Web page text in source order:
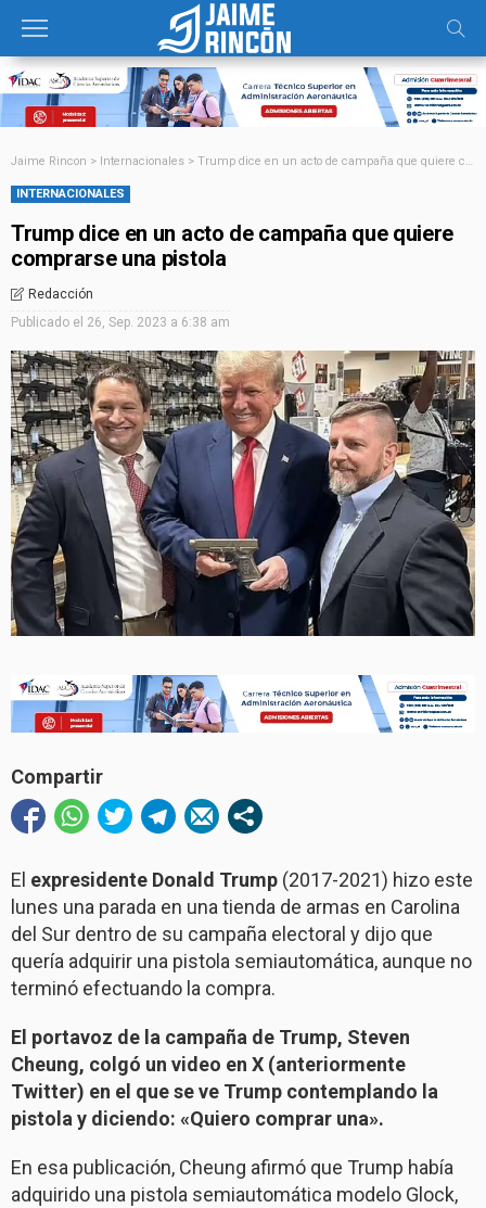
Jaime Rincon > Internacionales > Trump dice en un acto de campaña que quiere comprarse una pistola
INTERNACIONALES
Trump dice en un acto de campaña que quiere
comprarse una pistola
Redacción
Publicado el 26, Sep. 2023 a 6:38 am
Compartir
El expresidente Donald Trump (2017-2021) hizo este
lunes una parada en una tienda de armas en Carolina
del Sur dentro de su campaña electoral y dijo que
quería adquirir una pistola semiautomática, aunque no
terminó efectuando la compra.
El portavoz de la campaña de Trump, Steven
Cheung, colgó un video en X (anteriormente
Twitter) en el que se ve Trump contemplando la
pistola y diciendo: «Quiero comprar una».
En esa publicación, Cheung afirmó que Trump había
adquirido una pistola semiautomática modelo Glock,